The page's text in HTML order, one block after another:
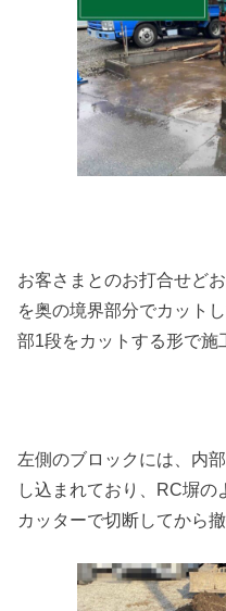
お客さまとのお打合せど
を奥の境界部分でカット
部1段をカットする形で施
左側のブロックには、内
し込まれており、RC塀の
カッターで切断してから